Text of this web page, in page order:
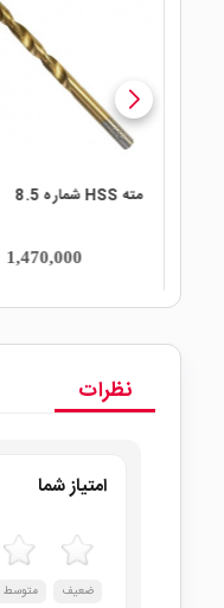
مته HSS شماره 8.5
1,470,000
نظرات
امتیاز شما
ضعیف متوسط